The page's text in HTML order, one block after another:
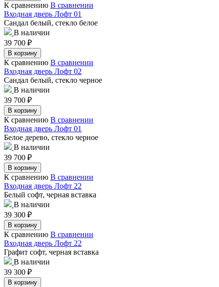
К сравнению В сравнении
Входная дверь Лофт 01
Сандал белый, стекло белое
В наличии
39 700 ₽
В корзину
К сравнению В сравнении
Входная дверь Лофт 02
Сандал белый, стекло черное
В наличии
39 700 ₽
В корзину
К сравнению В сравнении
Входная дверь Лофт 01
Белое дерево, стекло черное
В наличии
39 700 ₽
В корзину
К сравнению В сравнении
Входная дверь Лофт 22
Белый софт, черная вставка
В наличии
39 300 ₽
В корзину
К сравнению В сравнении
Входная дверь Лофт 22
Графит софт, черная вставка
В наличии
39 300 ₽
В корзину